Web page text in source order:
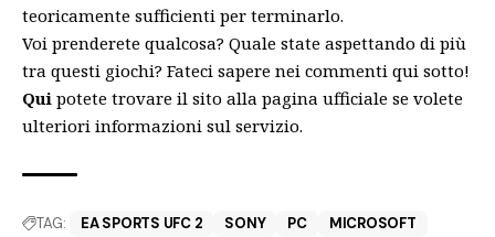
teoricamente sufficienti per terminarlo.
Voi prenderete qualcosa? Quale state aspettando di più
tra questi giochi? Fateci sapere nei commenti qui sotto!
Qui potete trovare il sito alla pagina ufficiale se volete
ulteriori informazioni sul servizio.
TAG: EA SPORTS UFC 2 SONY PC
MICROSOFT